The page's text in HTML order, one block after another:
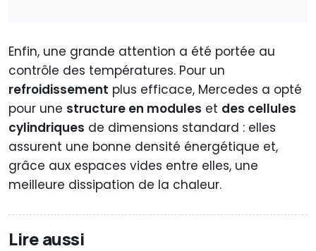
Enfin, une grande attention a été portée au
contrôle des températures. Pour un
refroidissement plus efficace, Mercedes a opté
pour une structure en modules et des cellules
cylindriques de dimensions standard : elles
assurent une bonne densité énergétique et,
grâce aux espaces vides entre elles, une
meilleure dissipation de la chaleur.
Lire aussi